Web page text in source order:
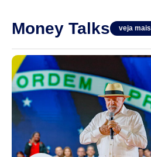
Money Talks veja mais